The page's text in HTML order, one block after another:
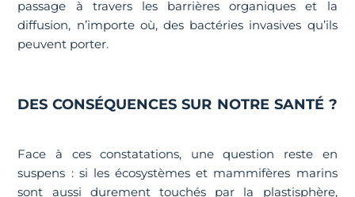
passage à travers les barrières organiques et la
diffusion, n’importe où, des bactéries invasives qu’ils
peuvent porter.
DES CONSÉQUENCES SUR NOTRE SANTÉ ?
Face à ces constatations, une question reste en
suspens : si les écosystèmes et mammifères marins
sont aussi durement touchés par la plastisphère,